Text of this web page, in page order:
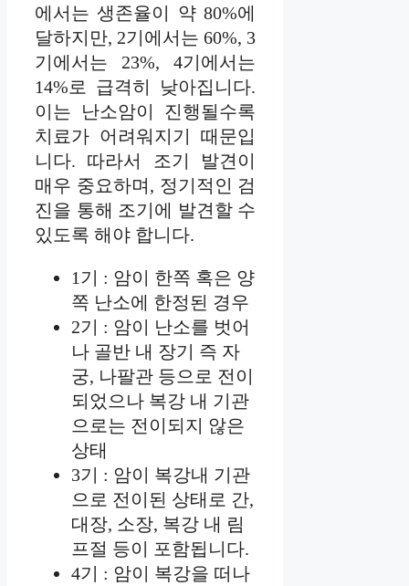
에서는 생존율이 약 80%에
달하지만, 2기에서는 60%, 3
기에서는 23%, 4기에서는
14%로 급격히 낮아집니다.
이는 난소암이 진행될수록
치료가 어려워지기 때문입
니다. 따라서 조기 발견이
매우 중요하며, 정기적인 검
진을 통해 조기에 발견할 수
있도록 해야 합니다.
1기 : 암이 한쪽 혹은 양
쪽 난소에 한정된 경우
2기 : 암이 난소를 벗어
나 골반 내 장기 즉 자
궁, 나팔관 등으로 전이
되었으나 복강 내 기관
으로는 전이되지 않은
상태
3기 : 암이 복강내 기관
으로 전이된 상태로 간,
대장, 소장, 복강 내 림
프절 등이 포함됩니다.
4기 : 암이 복강을 떠나